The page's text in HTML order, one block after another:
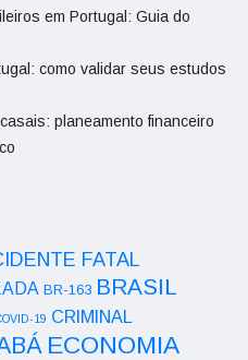
em Portugal: Guia do
como validar seus estudos
planeamento financeiro
FATAL
BR-163 BRASIL
19 CRIMINAL
ECONOMIA